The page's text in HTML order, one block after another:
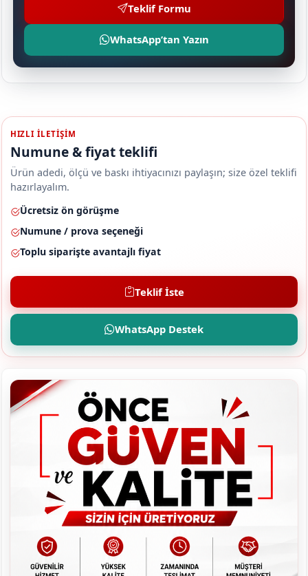
Teklif Formu
WhatsApp’tan Yazın
HIZLI ILETIŞIM
Numune & fiyat teklifi
Ürün adedi, ölçü ve baskı ihtiyacınızı paylaşın; size özel teklifi
hazırlayalım.
Ücretsiz ön görüşme
Numune / prova seçeneği
Toplu siparişte avantajlı fiyat
Teklif İste
WhatsApp Destek